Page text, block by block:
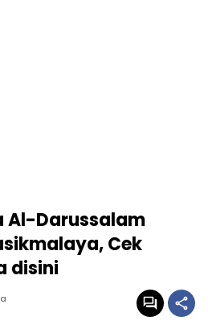
Al-Darussalam
Cek
disini